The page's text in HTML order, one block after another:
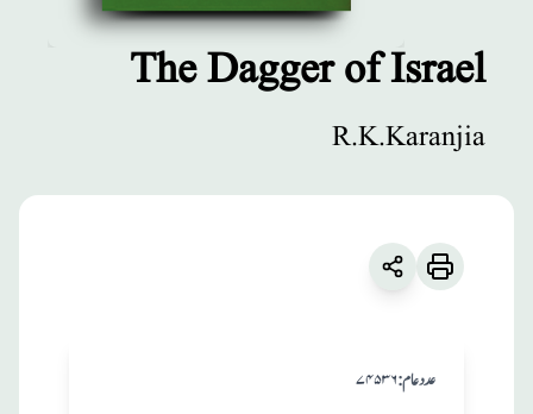
Israel
The Dagger of Israel
R.K.Karanjia
۷۴۵۳۶ :عدد عام